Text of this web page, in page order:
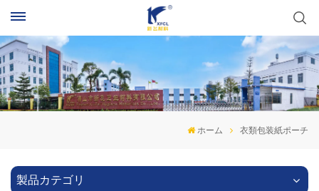
ホーム 衣類包装紙ポーチ
製品カテゴリ